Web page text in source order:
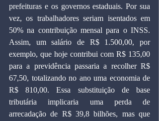
prefeituras e os governos estaduais. Por sua
vez, os trabalhadores seriam isentados em
50% na contribuição mensal para o INSS.
Assim, um salário de R$ 1.500,00, por
exemplo, que hoje contribui com R$ 135,00
para a previdência passaria a recolher R$
67,50, totalizando no ano uma economia de
R$ 810,00. Essa substituição de base
tributária implicaria uma perda de
arrecadação de R$ 39,8 bilhões, mas que